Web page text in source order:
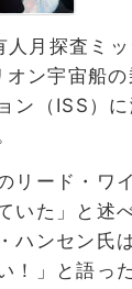
人月探査ミ
ン宇宙船の
ン（ISS）
リード・ワ
いた」と述
ハンセン氏
！」と語った